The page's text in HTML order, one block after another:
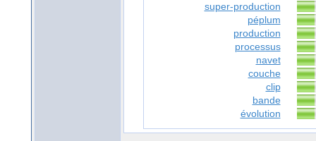
super-production
péplum
production
processus
navet
couche
clip
bande
évolution